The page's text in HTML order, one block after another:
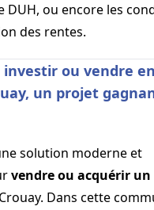
DUH, ou encore les
des rentes.
investir ou vendre en
un projet
solution moderne et
vendre ou acquérir un
Dans cette